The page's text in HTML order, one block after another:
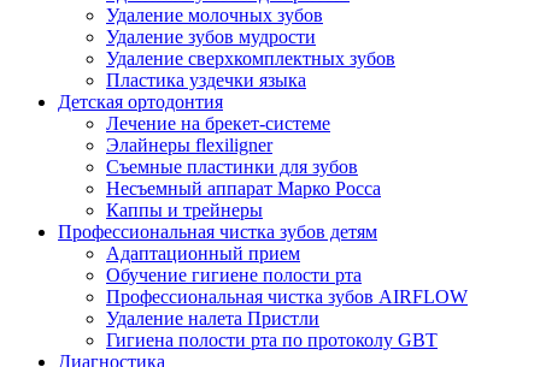
Удаление молочных зубов
Удаление зубов мудрости
Удаление сверхкомплектных зубов
Пластика уздечки языка
Детская ортодонтия
Лечение на брекет-системе
Элайнеры flexiligner
Съемные пластинки для зубов
Несъемный аппарат Марко Росса
Каппы и трейнеры
Профессиональная чистка зубов детям
Адаптационный прием
Обучение гигиене полости рта
Профессиональная чистка зубов AIRFLOW
Удаление налета Пристли
Гигиена полости рта по протоколу GBT
Диагностика